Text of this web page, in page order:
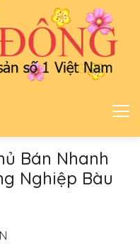
Bán Nhanh
Nghiệp Bàu